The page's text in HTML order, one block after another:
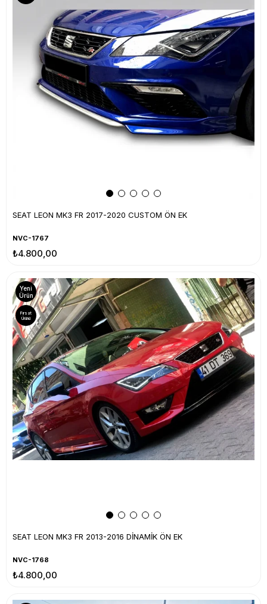
SEAT LEON MK3 FR 2017-2020 CUSTOM ÖN EK
NVC-1767
₺4.800,00
SEAT LEON MK3 FR 2013-2016 DİNAMİK ÖN EK
NVC-1768
₺4.800,00
Yeni
Ürün
Fırsat
Ürünü